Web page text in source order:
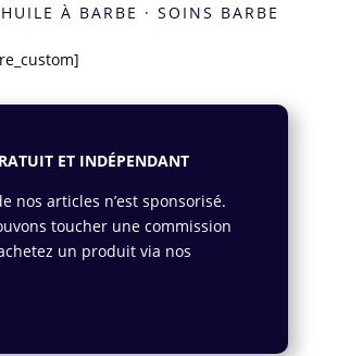
HUILE À BARBE · SOINS BARBE
ET INDÉPENDANT
nos articles n’est sponsorisé.
toucher une commission
un produit via nos